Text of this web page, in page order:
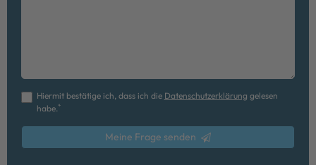
Hiermit bestätige ich, dass ich die Daten­schutz­erklärung gelesen
habe.*
Meine Frage senden